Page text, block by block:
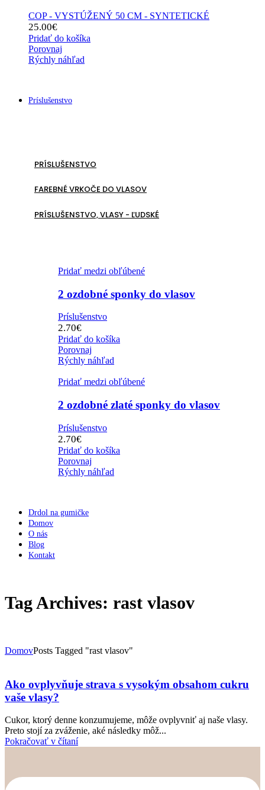
COP - VYSTÚŽENÝ 50 CM - SYNTETICKÉ
25.00€
Pridať do košíka
Porovnaj
Rýchly náhľad
Príslušenstvo
PRÍSLUŠENSTVO
FAREBNÉ VRKOČE DO VLASOV
PRÍSLUŠENSTVO, VLASY - ĽUDSKÉ
Pridať medzi obľúbené
2 ozdobné sponky do vlasov
Príslušenstvo
2.70€
Pridať do košíka
Porovnaj
Rýchly náhľad
Pridať medzi obľúbené
2 ozdobné zlaté sponky do vlasov
Príslušenstvo
2.70€
Pridať do košíka
Porovnaj
Rýchly náhľad
Drdol na gumičke
Domov
O nás
Blog
Kontakt
Tag Archives: rast vlasov
DomovPosts Tagged "rast vlasov"
Ako ovplyvňuje strava s vysokým obsahom cukru
vaše vlasy?
Cukor, ktorý denne konzumujeme, môže ovplyvniť aj naše vlasy.
Preto stojí za zváženie, aké následky môž...
Pokračovať v čítaní